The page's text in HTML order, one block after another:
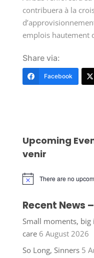
contribuera à la
emplois hautement
Share via:
Facebook
Upcoming
venir
Notice There are no
Recent News
Small moments, big
care 6 August 2026
So Long, Sinners 5